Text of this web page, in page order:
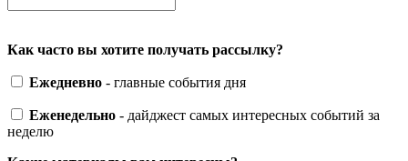
Как часто вы хотите получать рассылку?
Ежедневно - главные события дня
Еженедельно - дайджест самых интересных событий за
неделю